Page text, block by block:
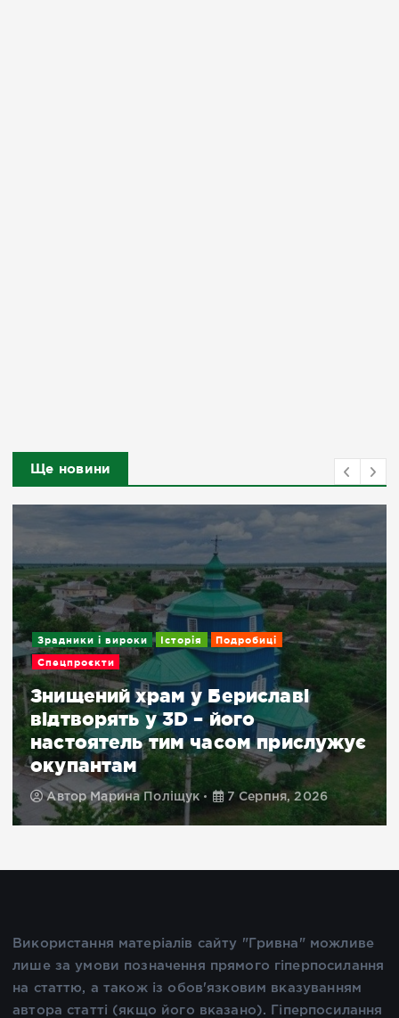
Ще новини
Зрадники і вироки Історія Подробиці
Спецпроєкти
Знищений храм у Бериславі
відтворять у 3D – його
настоятель тим часом прислужує
окупантам
Автор Марина Поліщук 7 Серпня, 2026
Використання матеріалів сайту "Гривна" можливе
лише за умови позначення прямого гіперпосилання
на статтю, а також із обов'язковим вказуванням
автора статті (якщо його вказано). Гіперпосилання